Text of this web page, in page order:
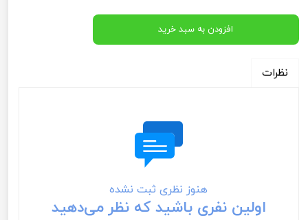
افزودن به سبد خرید
نظرات
هنوز نظری ثبت نشده
اولین نفری باشید که نظر می‌دهید